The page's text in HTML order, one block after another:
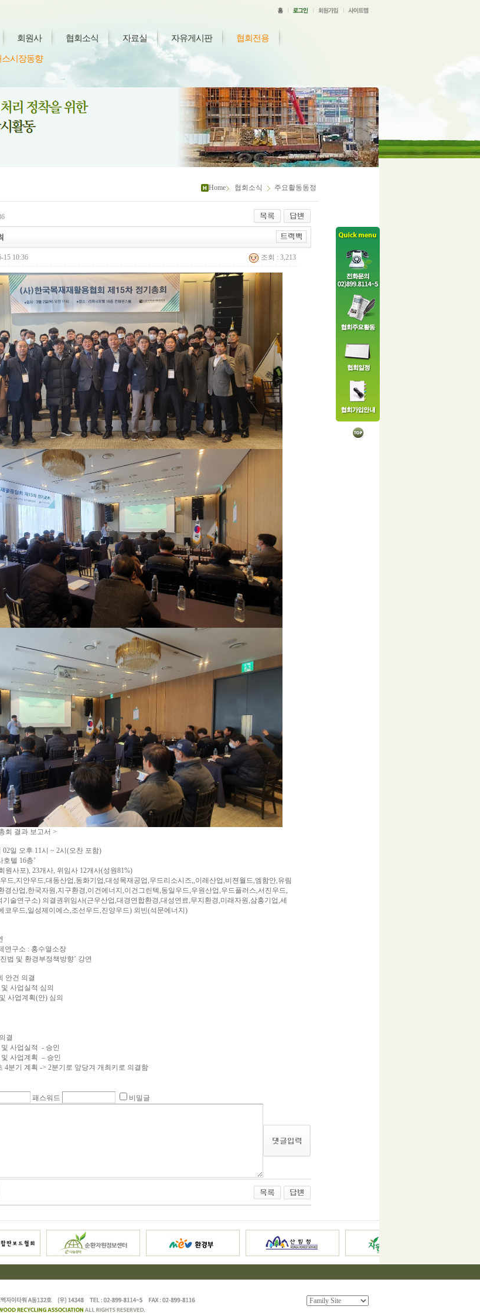
회원사 협회소식 자료실 자유게시판 협회전용
시장동향
Home 협회소식 주요활동동정
15 10:36 조회 : 3,213
회 결과 보고서 >
일 오후 11시 ~ 2시(오찬 포함)
텔 16층’
원사포), 23개사, 위임사 12개사(성원81%)
드,지안우드,대동산업,동화기업,대성목재공업,우드리소시즈,,이레산업,비젼월드,엠함안,유림
경산업,한국자원,지구환경,이건에너지,이건그린텍,동일우드,우원산업,우드플러스,서진우드,
술연구소) 의결권위임사(근우산업,대경연합환경,대성연료,무지환경,미래자원,삼흥기업,세
코우드,일성제이에스,조선우드,진양우드) 외빈(석문에너지)
구소 : 홍수열소장
및 환경부정책방향’ 강연
안건 의결
사업실적 심의
사업계획(안) 심의
결
사업실적 - 승인
사업계획 – 승인
분기 계획 -> 2분기로 앞당겨 개최키로 의결함
패스워드 비밀글